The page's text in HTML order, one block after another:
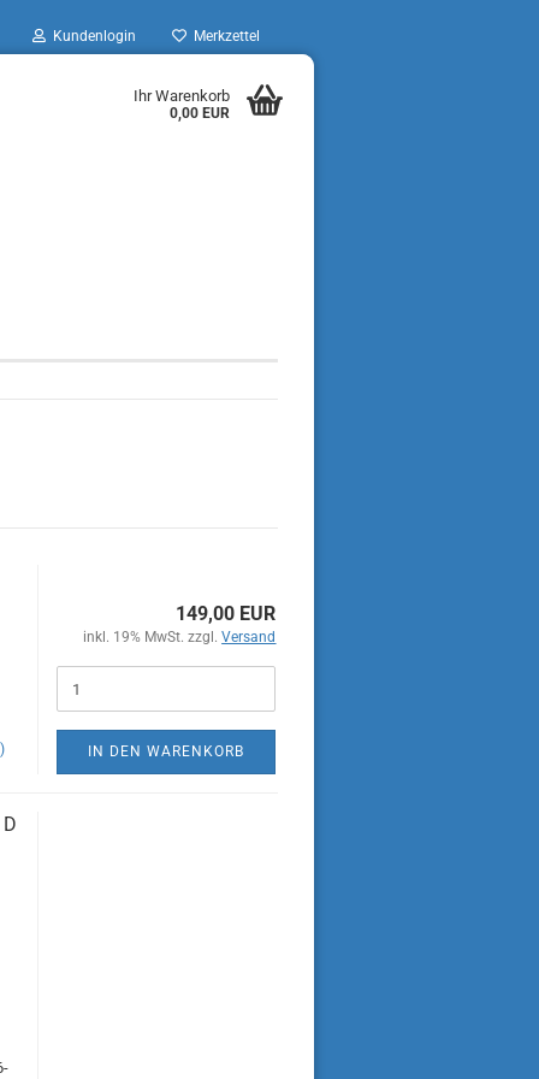
Kundenlogin Merkzettel
Ihr Warenkorb
0,00 EUR
149,00 EUR
inkl. 19% MwSt. zzgl.Versand
IN DEN WARENKORB